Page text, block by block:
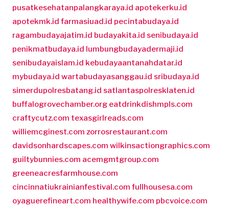
pusatkesehatanpalangkaraya.id apotekerku.id
apotekmk.id farmasiuad.id pecintabudaya.id
ragambudayajatim.id budayakita.id senibudaya.id
penikmatbudaya.id lumbungbudayadermaji.id
senibudayaislam.id kebudayaantanahdatar.id
mybudaya.id wartabudayasanggau.id sribudaya.id
simerdupolresbatang.id satlantaspolresklaten.id
buffalogrovechamber.org eatdrinkdishmpls.com
craftycutz.com texasgirlreads.com
williemcginest.com zorrosrestaurant.com
davidsonhardscapes.com wilkinsactiongraphics.com
guiltybunnies.com acemgmtgroup.com
greeneacresfarmhouse.com
cincinnatiukrainianfestival.com fullhousesa.com
oyaguerefineart.com healthywife.com pbcvoice.com